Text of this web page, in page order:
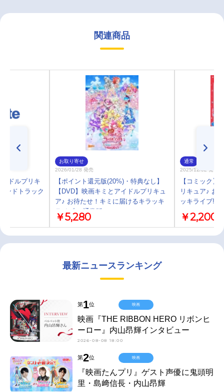
関連商品
ドルプリキ
ンドトラック
お取り寄せ
2026/01/28 発売
【ポイント還元版(20%)・特典なし】
【DVD】映画キミとアイドルプリキュ
ア♪ お待たせ！キミに届けるキラッキ
ライブ！ 通常版
￥5,280
通常
2025/12/02 発売
【コミック】
リキュア♪ お
ッキライブ!」
￥2,200
最新ニュースランキング
第1位
映画『THE RIBBON HERO リボンヒ
ーロー』内山昂輝インタビュー
2026-08-08 18:00
映画
第2位
『映画たんプリ』ゲスト声優に鬼頭明
里・島﨑信長・内山昂輝
映画